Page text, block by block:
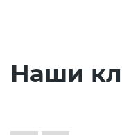
Наши